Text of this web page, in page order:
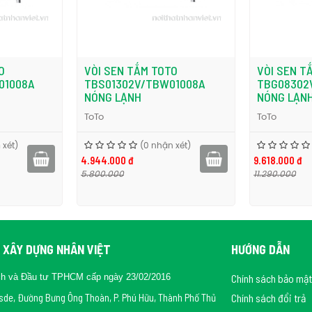
độ nhật
xét)
VÒI SEN TẮM TOTO
TBG08302V/TBW02006A
NÓNG LẠNH
ToTo
(0 nhận xét)
9.618.000 đ
11.290.000
VÒI SEN
NÓNG
ToTo
3.843.000 đ
4.500.000
DỰNG NHÂN VIỆT
và Đầu tư TPHCM cấp ngày 23/02/2016
Đường Bưng Ông Thoàn, P. Phú Hữu, Thành Phố Thủ
HƯỚNG DẪN
Chính sách bảo
Chính sách đổi trả